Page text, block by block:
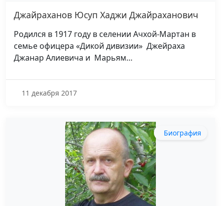
Джайраханов Юсуп Хаджи Джайраханович
Родился в 1917 году в селении Ачхой-Мартан в
семье офицера «Дикой дивизии» Джейраха
Джанар Алиевича и Марьям…
11 декабря 2017
Биография